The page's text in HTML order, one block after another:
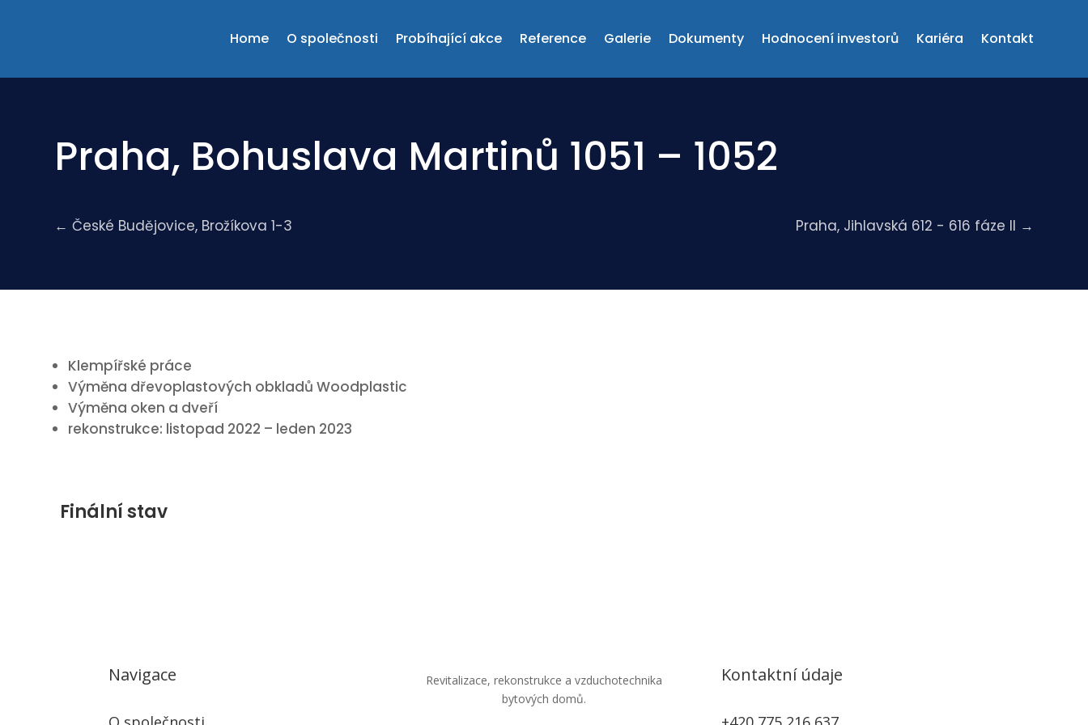
Home O společnosti Probíhající akce Reference Galerie Dokumenty Hodnocení investorů Kariéra Kontakt
Praha, Bohuslava Martinů 1051 – 1052
←České Budějovice, Brožíkova 1-3 Praha, Jihlavská 612 - 616 fáze II →
Klempířské práce
Výměna dřevoplastových obkladů Woodplastic
Výměna oken a dveří
rekonstrukce: listopad 2022 – leden 2023
Finální stav
Navigace
Revitalizace, rekonstrukce a vzduchotechnika
bytových domů.
Kontaktní údaje